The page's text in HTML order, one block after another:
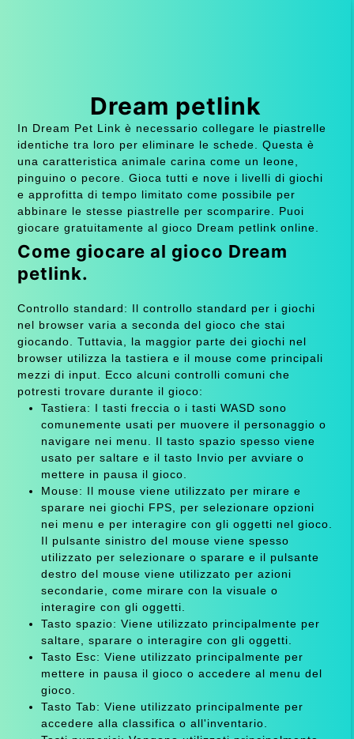
Dream petlink
In Dream Pet Link è necessario collegare le piastrelle
identiche tra loro per eliminare le schede. Questa è
una caratteristica animale carina come un leone,
pinguino o pecore. Gioca tutti e nove i livelli di giochi
e approfitta di tempo limitato come possibile per
abbinare le stesse piastrelle per scomparire. Puoi
giocare gratuitamente al gioco Dream petlink online.
Come giocare al gioco Dream
petlink.
Controllo standard: Il controllo standard per i giochi
nel browser varia a seconda del gioco che stai
giocando. Tuttavia, la maggior parte dei giochi nel
browser utilizza la tastiera e il mouse come principali
mezzi di input. Ecco alcuni controlli comuni che
potresti trovare durante il gioco:
Tastiera: I tasti freccia o i tasti WASD sono
comunemente usati per muovere il personaggio o
navigare nei menu. Il tasto spazio spesso viene
usato per saltare e il tasto Invio per avviare o
mettere in pausa il gioco.
Mouse: Il mouse viene utilizzato per mirare e
sparare nei giochi FPS, per selezionare opzioni
nei menu e per interagire con gli oggetti nel gioco.
Il pulsante sinistro del mouse viene spesso
utilizzato per selezionare o sparare e il pulsante
destro del mouse viene utilizzato per azioni
secondarie, come mirare con la visuale o
interagire con gli oggetti.
Tasto spazio: Viene utilizzato principalmente per
saltare, sparare o interagire con gli oggetti.
Tasto Esc: Viene utilizzato principalmente per
mettere in pausa il gioco o accedere al menu del
gioco.
Tasto Tab: Viene utilizzato principalmente per
accedere alla classifica o all'inventario.